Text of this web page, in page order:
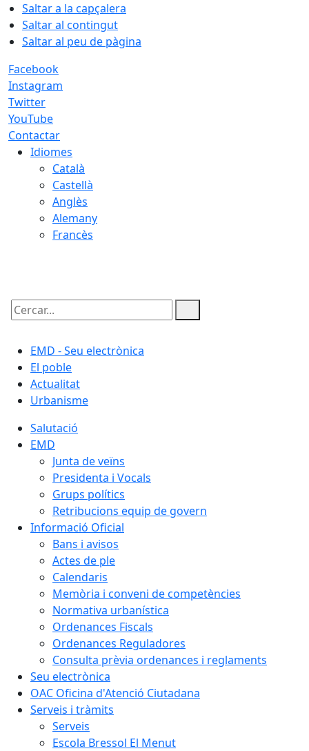
Saltar a la capçalera
Saltar al contingut
Saltar al peu de pàgina
Facebook
Instagram
Twitter
YouTube
Contactar
Idiomes
Català
Castellà
Anglès
Alemany
Francès
Cercar:
EMD - Seu electrònica
El poble
Actualitat
Urbanisme
Salutació
EMD
Junta de veïns
Presidenta i Vocals
Grups polítics
Retribucions equip de govern
Informació Oficial
Bans i avisos
Actes de ple
Calendaris
Memòria i conveni de competències
Normativa urbanística
Ordenances Fiscals
Ordenances Reguladores
Consulta prèvia ordenances i reglaments
Seu electrònica
OAC Oficina d'Atenció Ciutadana
Serveis i tràmits
Serveis
Escola Bressol El Menut